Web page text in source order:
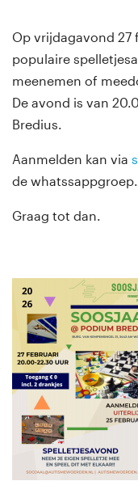
Op vrijdagavond 27
populaire
meenemen of
De avond is van
Bredius.
Aanmelden kan via
de whatssappgroep.
Graag tot dan.